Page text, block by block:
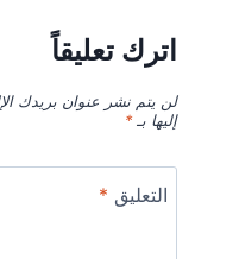
اترك تعليقاً
لن يتم نشر عنوان بريدك
إليها بـ*
التعليق *